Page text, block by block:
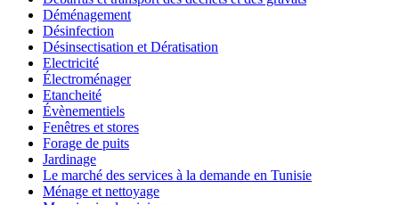
Déménagement
Désinfection
Désinsectisation et Dératisation
Electricité
Électroménager
Etancheité
Évènementiels
Fenêtres et stores
Forage de puits
Jardinage
Le marché des services à la demande en Tunisie
Ménage et nettoyage